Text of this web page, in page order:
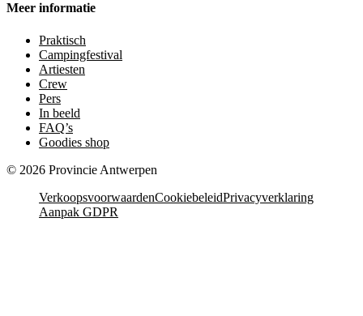
Meer informatie
Praktisch
Campingfestival
Artiesten
Crew
Pers
In beeld
FAQ’s
Goodies shop
© 2026 Provincie Antwerpen
VerkoopsvoorwaardenCookiebeleidPrivacyverklaring
Aanpak GDPR